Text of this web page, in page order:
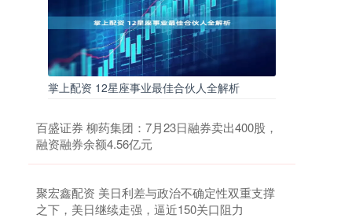
掌上配资 12星座事业最佳合伙人全解析
百盛证券 柳药集团：7月23日融券卖出400股，
融资融券余额4.56亿元
聚宏鑫配资 美日利差与政治不确定性双重支撑
之下，美日继续走强，逼近150关口阻力